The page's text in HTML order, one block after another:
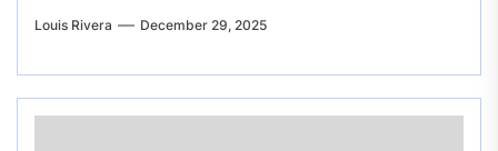
Louis Rivera December 29, 2025